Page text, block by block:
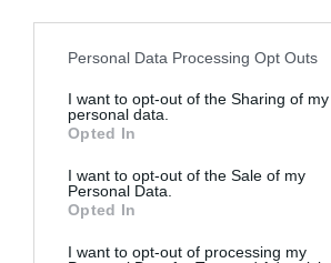
Please note that this website/app uses
not limited to your visit or usage
grant or deny consent to Google and its
use your data for below specified
consent section.
Personal Data Processing Opt Outs
I want to opt-out of the Sharing of my
personal data.
Opted In
I want to opt-out of the Sale of my
Personal Data.
Opted In
I want to opt-out of processing my
gazdálkodásnak fontos pillére
költséghatékony átszervezés
indokolt volt. Most végre
rövid távon is kézzelfogható
a város számára – összegzett
polgármester.